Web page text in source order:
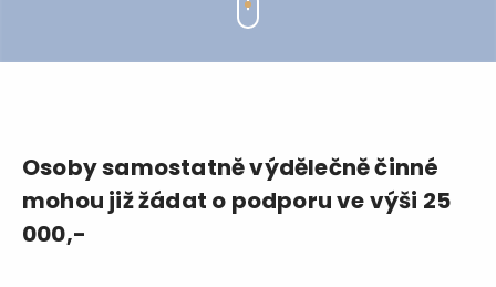
Osoby samostatně výdělečně činné
mohou již žádat o podporu ve výši 25
000,-